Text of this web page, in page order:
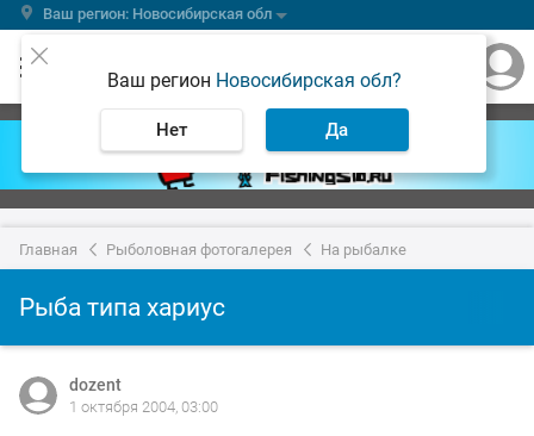
Ваш регион: Новосибирская обл
Ваш регион Новосибирская обл?
Нет Да
Главная Рыболовная фотогалерея На рыбалке
Рыба типа хариус
dozent
1 октября 2004, 03:00